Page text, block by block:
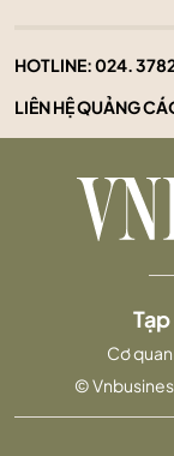
HOTLINE:024.
LIÊN HỆ QUẢNG
Cơ
©